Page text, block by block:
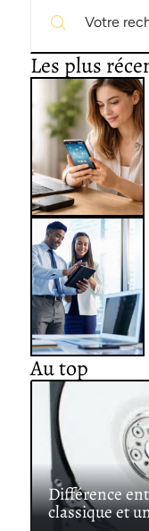
Les plus
Au top
Différence
classique et